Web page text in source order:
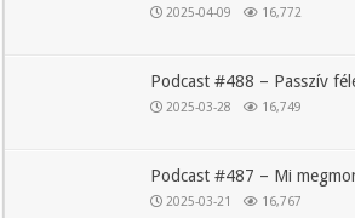
2025-04-09 16,772
Podcast #488 – Passzív
2025-03-28 16,749
Podcast #487 – Mi
2025-03-21 16,767